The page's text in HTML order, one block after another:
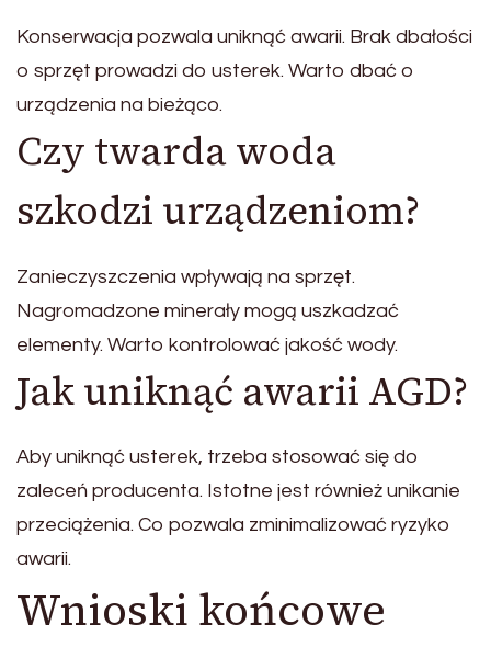
Konserwacja pozwala uniknąć awarii. Brak dbałości
o sprzęt prowadzi do usterek. Warto dbać o
urządzenia na bieżąco.
Czy twarda woda
szkodzi urządzeniom?
Zanieczyszczenia wpływają na sprzęt.
Nagromadzone minerały mogą uszkadzać
elementy. Warto kontrolować jakość wody.
Jak uniknąć awarii AGD?
Aby uniknąć usterek, trzeba stosować się do
zaleceń producenta. Istotne jest również unikanie
przeciążenia. Co pozwala zminimalizować ryzyko
awarii.
Wnioski końcowe